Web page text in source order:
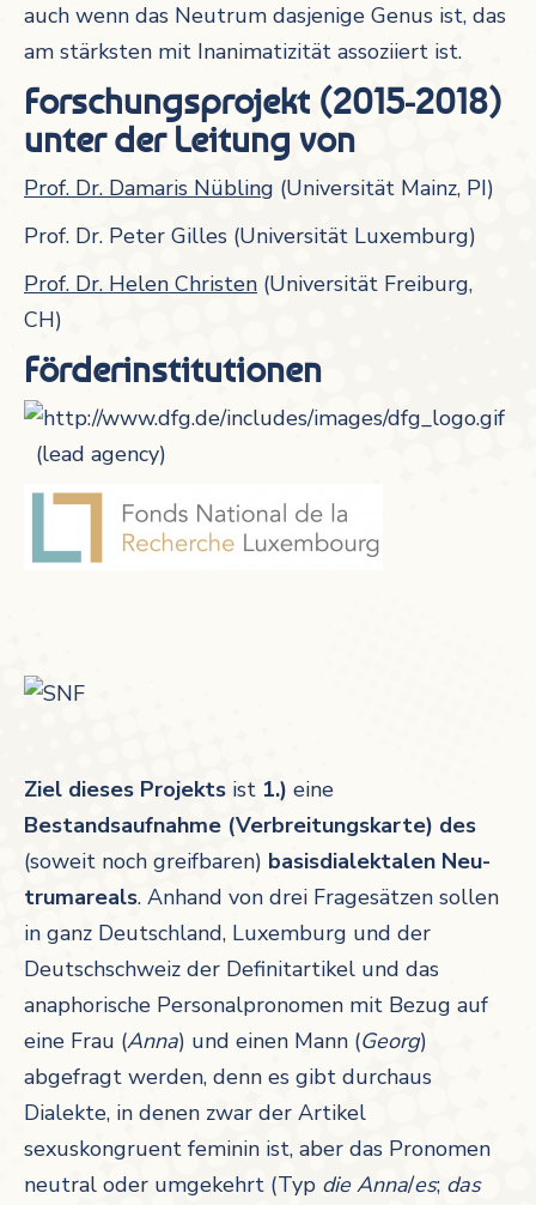
auch wenn das Neutrum dasjenige Genus ist, das
am stärksten mit Inanimatizität assoziiert ist.
Forschungsprojekt (2015-2018)
unter der Leitung von
Prof. Dr. Damaris Nübling (Universität Mainz, PI)
Prof. Dr. Peter Gilles (Universität Luxemburg)
Prof. Dr. Helen Christen (Universität Freiburg,
CH)
Förderinstitutionen
(lead agency)
Ziel dieses Projekts ist 1.) eine
Bestandsaufnahme (Verbreitungskarte) des
(soweit noch greifbaren) basisdialektalen Neu­
trum­areals. Anhand von drei Fragesätzen sollen
in ganz Deutschland, Luxemburg und der
Deutschschweiz der Definitartikel und das
anaphorische Personalpronomen mit Bezug auf
eine Frau (Anna) und einen Mann (Georg)
abgefragt werden, denn es gibt durchaus
Dialekte, in denen zwar der Artikel
sexuskongruent feminin ist, aber das Pronomen
neutral oder umgekehrt (Typ die Anna/es; das